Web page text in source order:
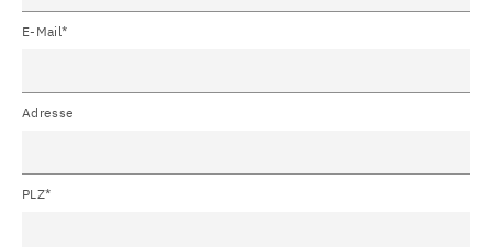
E-Mail*
Adresse
PLZ*